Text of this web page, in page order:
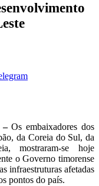
–Os embaixadores dos
da Coreia do Sul, da
mostraram-se hoje
o Governo timorense
infraestruturas afetadas
pontos do país.